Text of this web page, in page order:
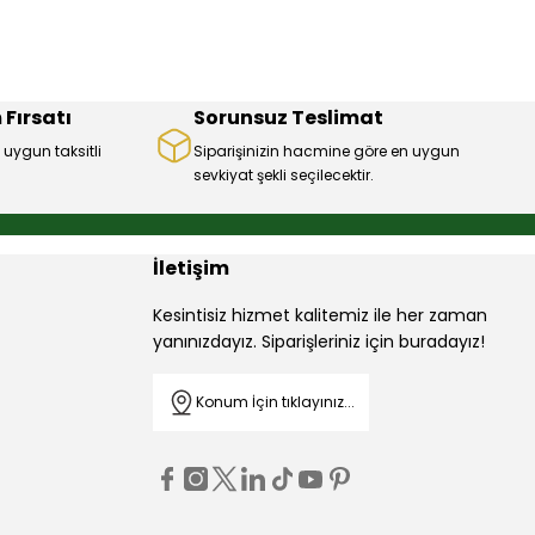
uygun taksitli
Sorunsuz Teslimat
Siparişinizin hacmine göre en uygun
sevkiyat şekli seçilecektir.
İletişim
Kesintisiz hizmet kalitemiz ile her zaman
yanınızdayız. Siparişleriniz için buradayız!
Konum İçin tıklayınız...